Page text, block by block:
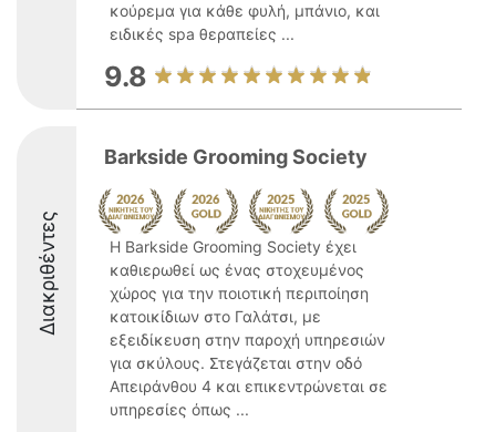
κούρεμα για κάθε φυλή, μπάνιο, και
ειδικές spa θεραπείες ...
9.8
Διακριθέντες
Barkside Grooming Society
Η Barkside Grooming Society έχει
καθιερωθεί ως ένας στοχευμένος
χώρος για την ποιοτική περιποίηση
κατοικίδιων στο Γαλάτσι, με
εξειδίκευση στην παροχή υπηρεσιών
για σκύλους. Στεγάζεται στην οδό
Απειράνθου 4 και επικεντρώνεται σε
υπηρεσίες όπως ...